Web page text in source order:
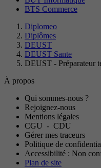
BTS Commerce
Diplomeo
Diplômes
DEUST
DEUST Sante
DEUST - Préparateur
À propos
Qui sommes-nous ?
Rejoignez-nous
Mentions légales
CGU - CDU
Gérer mes traceurs
Politique de
Accessibilité : Non
Plan de site